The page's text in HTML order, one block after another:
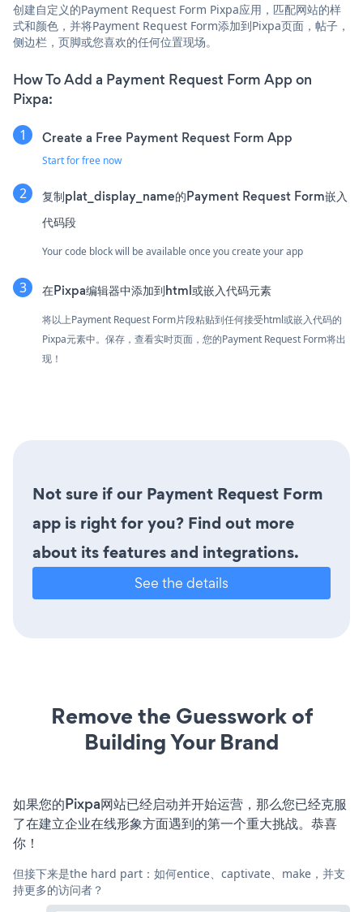
创建自定义的Payment Request Form Pixpa应用，匹配网站的样
式和颜色，并将Payment Request Form添加到Pixpa页面，帖子，
侧边栏，页脚或您喜欢的任何位置现场。
How To Add a Payment Request Form App on
Pixpa:
Create a Free Payment Request Form App
Start for free now
复制plat_display_name的Payment Request Form嵌入
代码段
Your code block will be available once you create your app
在Pixpa编辑器中添加到html或嵌入代码元素
将以上Payment Request Form片段粘贴到任何接受html或嵌入代码的
Pixpa元素中。保存，查看实时页面，您的Payment Request Form将出
现！
Not sure if our Payment Request Form
app is right for you? Find out more
about its features and integrations.
See the details
Remove the Guesswork of
Building Your Brand
如果您的Pixpa网站已经启动并开始运营，那么您已经克服
了在建立企业在线形象方面遇到的第一个重大挑战。恭喜
你！
但接下来是the hard part：如何entice、captivate、make，并支
持更多的访问者？